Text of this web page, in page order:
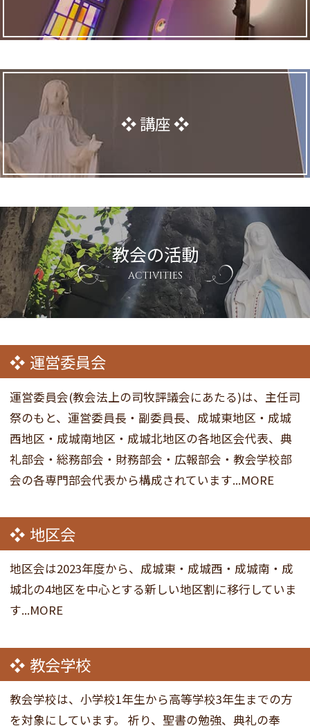
講座
教会の活動
ACTIVITIES
運営委員会
運営委員会(教会法上の司牧評議会にあたる)は、主任司
祭のもと、運営委員長・副委員長、成城東地区・成城
西地区・成城南地区・成城北地区の各地区会代表、典
礼部会・総務部会・財務部会・広報部会・教会学校部
会の各専門部会代表から構成されています...MORE
地区会
地区会は2023年度から、成城東・成城西・成城南・成
城北の4地区を中心とする新しい地区割に移行していま
す...MORE
教会学校
教会学校は、小学校1年生から高等学校3年生までの方
を対象にしています。 祈り、聖書の勉強、典礼の奉